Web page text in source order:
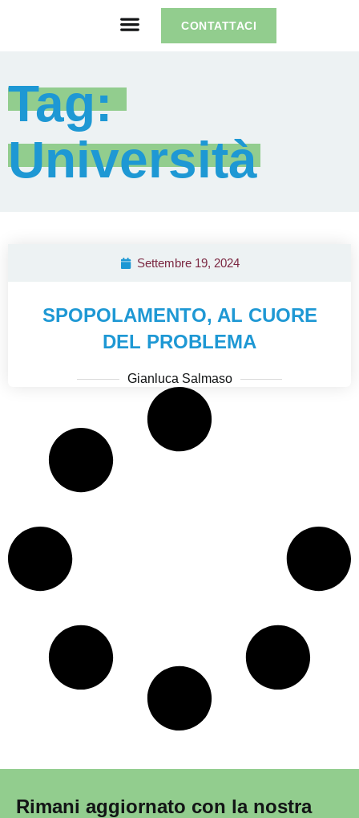
CONTATTACI
Tag:
Università
Settembre 19, 2024
SPOPOLAMENTO, AL CUORE
DEL PROBLEMA
Gianluca Salmaso
Rimani aggiornato con la nostra